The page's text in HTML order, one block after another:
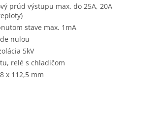
prúd výstupu max. do 25A, 20A
stave max. 1mA
nulou
5kV
relé s chladičom
x 112,5 mm